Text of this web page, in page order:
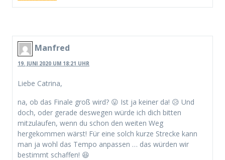
Manfred
19. JUNI 2020 UM 18:21 UHR
Liebe Catrina,
na, ob das Finale groß wird? 😛 Ist ja keiner da! 😥 Und
doch, oder gerade deswegen würde ich dich bitten
mitzulaufen, wenn du schon den weiten Weg
hergekommen wärst! Für eine solch kurze Strecke kann
man ja wohl das Tempo anpassen … das würden wir
bestimmt schaffen! 😆